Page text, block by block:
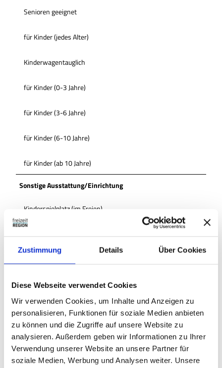
Zustimmung Details Über Cookies
Diese Webseite verwendet Cookies
Wir verwenden Cookies, um Inhalte und Anzeigen zu
personalisieren, Funktionen für soziale Medien anbieten
zu können und die Zugriffe auf unsere Website zu
analysieren. Außerdem geben wir Informationen zu Ihrer
Verwendung unserer Website an unsere Partner für
soziale Medien, Werbung und Analysen weiter. Unsere
Senioren geeignet
für Kinder (jedes Alter)
Kinderwagentauglich
für Kinder (0-3 Jahre)
für Kinder (3-6 Jahre)
für Kinder (6-10 Jahre)
für Kinder (ab 10 Jahre)
Sonstige Ausstattung/Einrichtung
Kinderspielplatz (im Freien)
Barrierefreier Zugang
Zahlungsmöglichkeiten
kostenfrei
Anreise & Parken
Anreise